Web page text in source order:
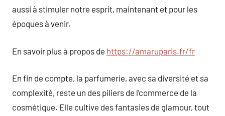
aussi à stimuler notre esprit, maintenant et pour les
époques à venir.
En savoir plus à propos de https://amaruparis.fr/fr
En fin de compte, la parfumerie, avec sa diversité et sa
complexité, reste un des piliers de l’commerce de la
cosmétique. Elle cultive des fantasies de glamour, tout